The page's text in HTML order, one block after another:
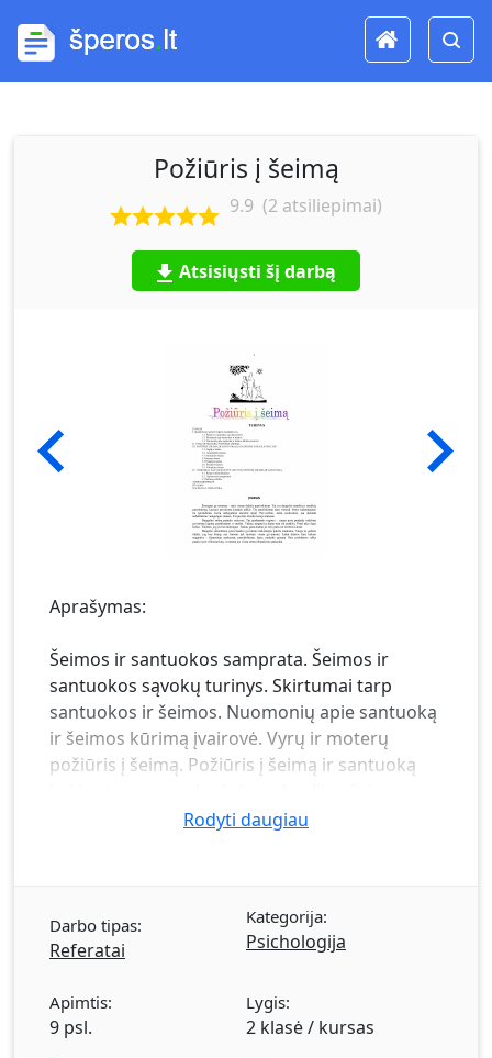
Požiūris į šeimą
9.9 (2 atsiliepimai)
Atsisiųsti šį darbą
Aprašymas:
Šeimos ir santuokos samprata. Šeimos ir
santuokos sąvokų turinys. Skirtumai tarp
santuokos ir šeimos. Nuomonių apie santuoką
ir šeimos kūrimą įvairovė. Vyrų ir moterų
požiūris į šeimą. Požiūris į šeimą ir santuoką
Amerikiečių šeima. Australijos šeima. Prancūzų
mikroklimatas . Ugdomosios programos.
Šeimos politika. Išvados.
Rodyti daugiau
Darbo tipas:
Referatai
Kategorija:
Psichologija
Apimtis:
9 psl.
Lygis:
2 klasė / kursas